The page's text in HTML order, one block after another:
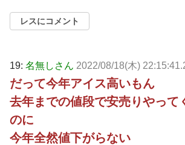
レスにコメント
19: 名無しさん 2022/08/18(木)
だって今年アイス高いもん
去年までの値段で安売りやって
のに
今年全然値下がらない